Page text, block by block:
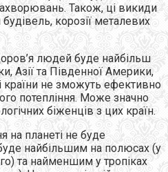
Також, ці викиди
корозії металевих
людей буде найбільш
Азії та Південної Америки,
країни не зможуть ефективно
потепління. Може значно
біженців з цих країн.
на планеті не буде
найбільшим на полюсах (у
та найменшим у тропіках